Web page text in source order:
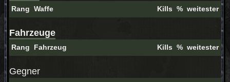
Rang Waffe Kills % weitester
Fahrzeuge
Rang Fahrzeug Kills % weitester
Gegner